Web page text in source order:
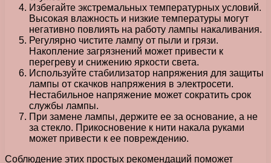
Избегайте экстремальных температурных условий.
Высокая влажность и низкие температуры могут
негативно повлиять на работу лампы накаливания.
Регулярно чистите лампу от пыли и грязи.
Накопление загрязнений может привести к
перегреву и снижению яркости света.
Используйте стабилизатор напряжения для защиты
лампы от скачков напряжения в электросети.
Нестабильное напряжение может сократить срок
службы лампы.
При замене лампы, держите ее за основание, а не
за стекло. Прикосновение к нити накала руками
может привести к ее повреждению.
Соблюдение этих простых рекомендаций поможет